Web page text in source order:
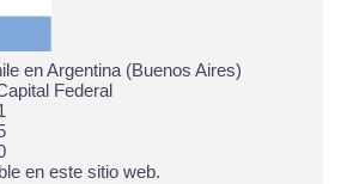
en Argentina (Buenos Aires)
Federal
en este sitio web.